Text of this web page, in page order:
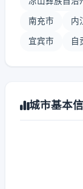
南充市 内
宜宾市 自
城市基本